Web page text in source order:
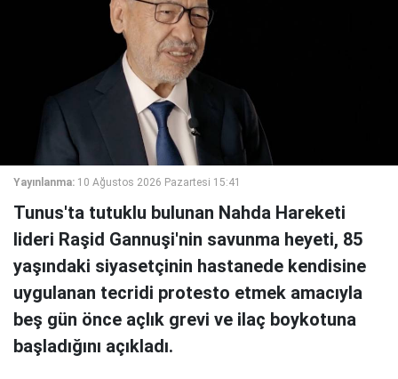
Yayınlanma: 10 Ağustos 2026 Pazartesi 15:41
Tunus'ta tutuklu bulunan Nahda Hareketi
lideri Raşid Gannuşi'nin savunma heyeti, 85
yaşındaki siyasetçinin hastanede kendisine
uygulanan tecridi protesto etmek amacıyla
beş gün önce açlık grevi ve ilaç boykotuna
başladığını açıkladı.